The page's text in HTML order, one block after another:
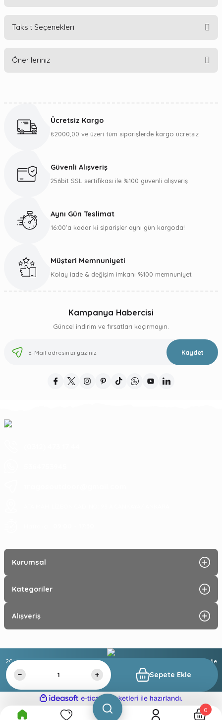
Taksit Seçenekleri
Önerileriniz
Görüş ve önerileriniz için teşekkür ederiz.
Ürün bilgilerinde hatalar bulunuyor.
Gönder
Sepete Ekle
Ücretsiz Kargo
₺2000,00 ve üzeri tüm siparişlerde kargo ücretsiz
Güvenli Alışveriş
256bit SSL sertifikası ile %100 güvenli alışveriş
Aynı Gün Teslimat
16:00’a kadar ki siparişler aynı gün kargoda!
Müşteri Memnuniyeti
Kolay iade & değişim imkanı %100 memnuniyet
Kampanya Habercisi
Güncel indirim ve fırsatları kaçırmayın.
Kaydet
Kurumsal
Kategoriler
Alışveriş
2025 © Tüm hakları saklıdır. Kredi kartı bilgileriniz 256 bit SSL sertifikası ile
%100 güvende!
0
ideasoft
e-
ticaret
paketleri
hazırlandı.